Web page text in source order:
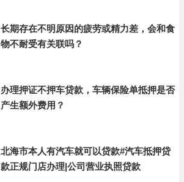
长期存在不明原因的疲劳或精力差，会和食
物不耐受有关联吗？
办理押证不押车贷款，车辆保险单抵押是否
产生额外费用？
北海市本人有汽车就可以贷款#汽车抵押贷
款正规门店办理|公司营业执照贷款